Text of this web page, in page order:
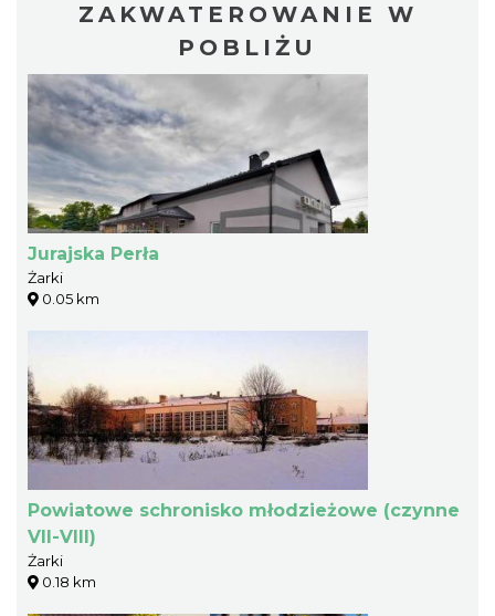
ZAKWATEROWANIE W
POBLIŻU
Jurajska Perła
Żarki
0.05 km
Powiatowe schronisko młodzieżowe (czynne
VII-VIII)
Żarki
0.18 km